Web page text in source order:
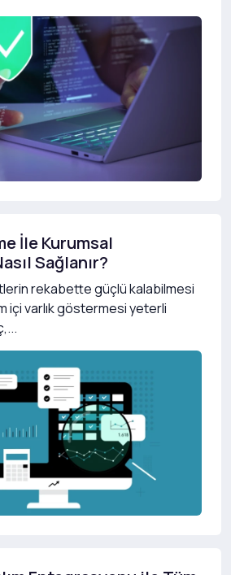
İle Kurumsal
Sağlanır?
rekabette güçlü kalabilmesi
içi varlık göstermesi yeterli